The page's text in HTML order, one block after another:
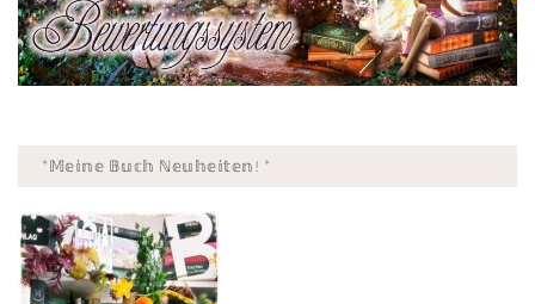
*𝕄𝕖𝕚𝕟𝕖 𝔹𝕦𝕔𝕙 ℕ𝕖𝕦𝕙𝕖𝕚𝕥𝕖𝕟! *